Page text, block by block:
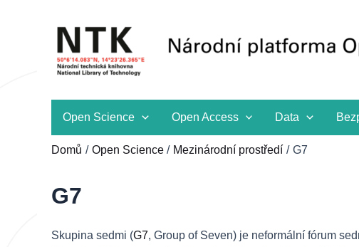
Open Science Open Access Data
Domů Open Science Mezinárodní prostředí G7
G7
Skupina sedmi (G7, Group of Seven) je neformální fórum